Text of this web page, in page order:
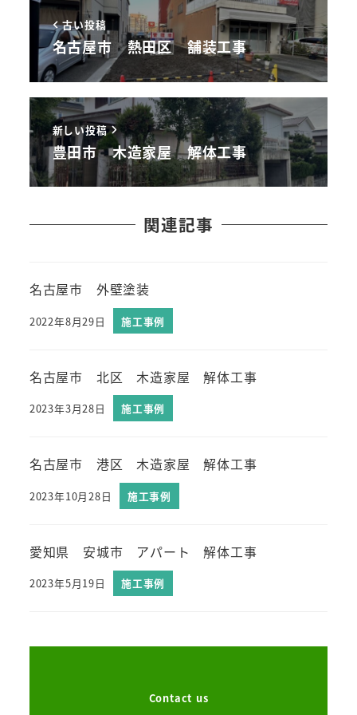
古い投稿
名古屋市 熱田区 舗装工事
新しい投稿
豊田市 木造家屋 解体工事
関連記事
名古屋市 外壁塗装
2022年8月29日 施工事例
名古屋市 北区 木造家屋 解体工事
2023年3月28日 施工事例
名古屋市 港区 木造家屋 解体工事
2023年10月28日 施工事例
愛知県 安城市 アパート 解体工事
2023年5月19日 施工事例
Contact us